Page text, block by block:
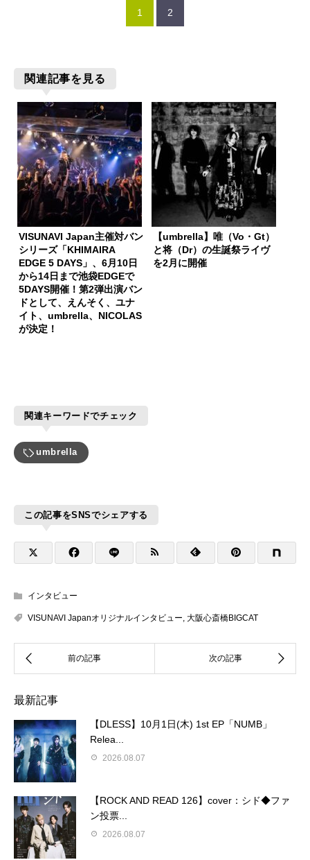
1 2
関連記事を見る
VISUNAVI Japan主催対バン
シリーズ「KHIMAIRA
EDGE 5 DAYS」、6月10日
から14日まで池袋EDGEで
5DAYS開催！第2弾出演バン
ドとして、えんそく、ユナ
イト、umbrella、NICOLAS
が決定！
【umbrella】唯（Vo・Gt）
と将（Dr）の生誕祭ライヴ
を2月に開催
関連キーワードでチェック
umbrella
この記事をSNSでシェアする
インタビュー
VISUNAVI Japanオリジナルインタビュー 大阪心斎橋BIGCAT
最新記事
【DLESS】10月1日(木) 1st EP「NUMB」
Relea...
2026.08.07
【ROCK AND READ 126】cover：シド◆ファ
ン投票...
2026.08.07